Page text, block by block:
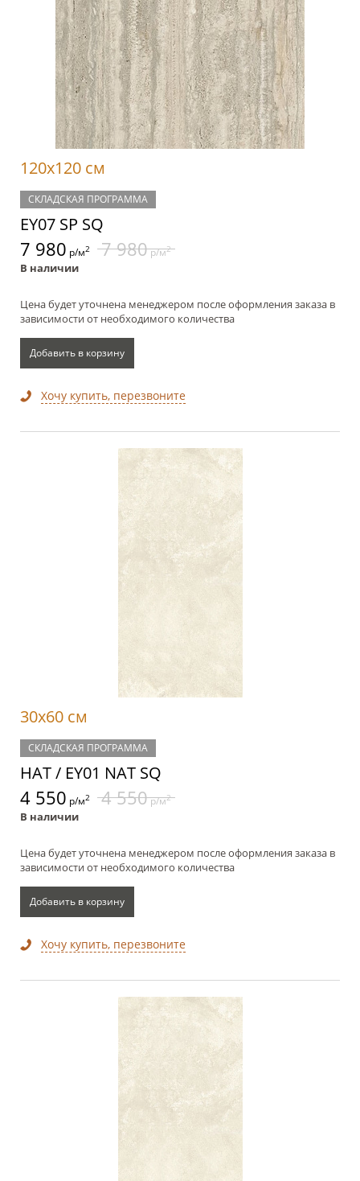
120x120 см
СКЛАДСКАЯ ПРОГРАММА
EY07 SP SQ
7 980 р/м2 7 980р/м2
В наличии
Цена будет уточнена менеджером после оформления заказа в
зависимости от необходимого количества
Добавить в корзину
Хочу купить, перезвоните
30x60 см
СКЛАДСКАЯ ПРОГРАММА
НАТ / EY01 NAT SQ
4 550 р/м2 4 550р/м2
В наличии
Цена будет уточнена менеджером после оформления заказа в
зависимости от необходимого количества
Добавить в корзину
Хочу купить, перезвоните